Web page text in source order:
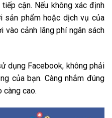
cận. Nếu không xác định
sản phẩm hoặc dịch vụ của
vào cảnh lãng phí ngân sách
dụng Facebook, không phải
của bạn. Càng nhắm đúng
càng cao.